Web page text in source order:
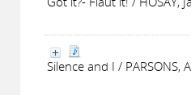
Silence and I / PARSONS,